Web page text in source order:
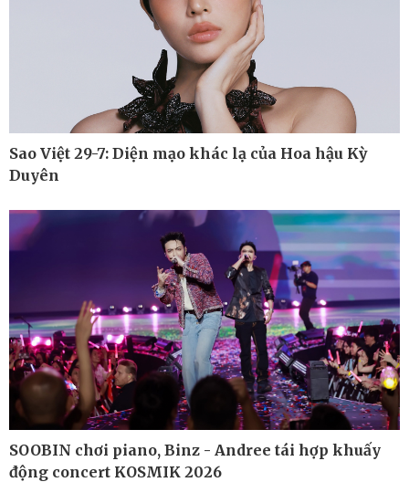
Kinh tế
Bất động sản
Khởi nghiệp
Thị trường
Giá vàng
Tiêu dùng
Tỷ giá
Chứng khoán
Giá cà phê
Sao Việt 29-7: Diện mạo khác lạ của Hoa hậu Kỳ
Duyên
SOOBIN chơi piano, Binz - Andree tái hợp khuấy
động concert KOSMIK 2026